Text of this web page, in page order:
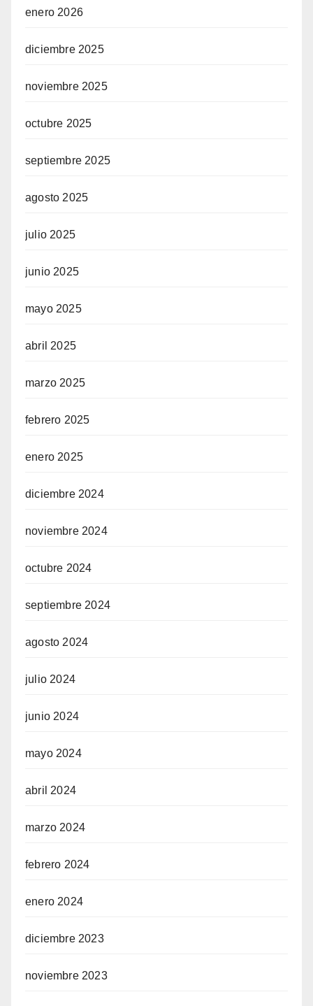
enero 2026
diciembre 2025
noviembre 2025
octubre 2025
septiembre 2025
agosto 2025
julio 2025
junio 2025
mayo 2025
abril 2025
marzo 2025
febrero 2025
enero 2025
diciembre 2024
noviembre 2024
octubre 2024
septiembre 2024
agosto 2024
julio 2024
junio 2024
mayo 2024
abril 2024
marzo 2024
febrero 2024
enero 2024
diciembre 2023
noviembre 2023